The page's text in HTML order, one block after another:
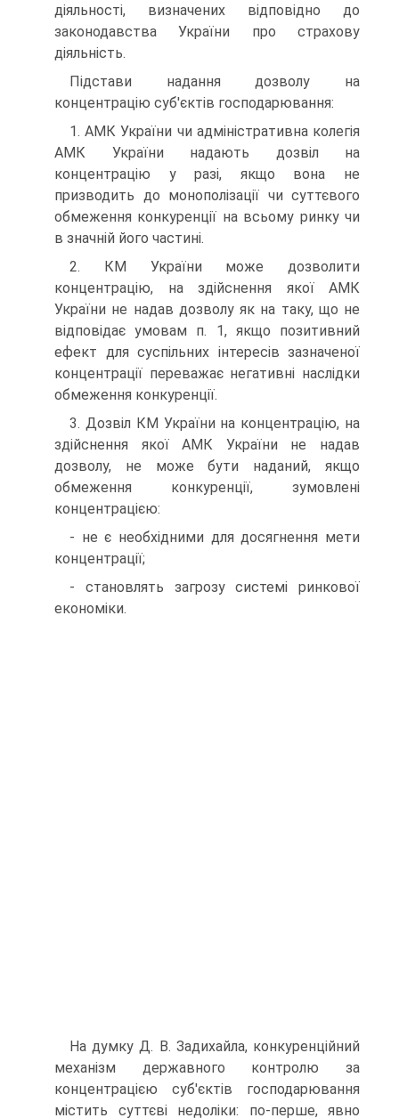
діяльно­сті, визначених відповідно до
законодавства України про страхову
діяльність.
Підстави надання дозволу на
концентрацію суб'єктів го­сподарювання:
1. АМК України чи адміністративна колегія
АМК Украї­ни надають дозвіл на
концентрацію у разі, якщо вона не
призводить до монополізації чи суттєвого
обмеження конку­ренції на всьому ринку чи
в значній його частині.
2. КМ України може дозволити
концентрацію, на здійс­нення якої АМК
України не надав дозволу як на таку, що не
відповідає умовам п. 1, якщо позитивний
ефект для суспі­льних інтересів зазначеної
концентрації переважає негати­вні наслідки
обмеження конкуренції.
3. Дозвіл КМ України на концентрацію, на
здійснення якої АМК України не надав
дозволу, не може бути наданий, якщо
обмеження конкуренції, зумовлені
концентрацією:
- не є необхідними для досягнення мети
концентрації;
- становлять загрозу системі ринкової
економіки.
На думку Д. В. Задихайла, конкуренційний
механізм державного контролю за
концентрацією суб'єктів господа­рювання
містить суттєві недоліки: по-перше, явно